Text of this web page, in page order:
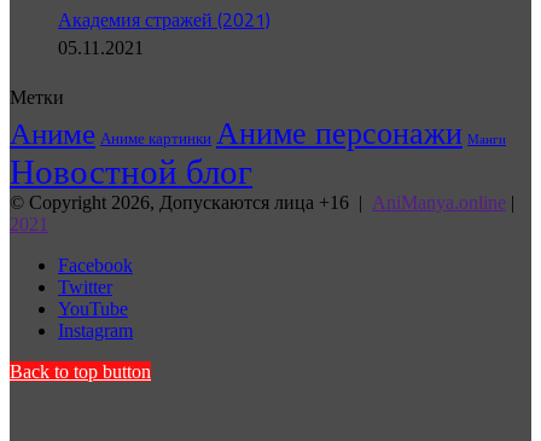
Академия стражей (2021)
05.11.2021
Метки
Аниме Аниме картинки Аниме персонажи Манги
Новостной блог
© Copyright 2026, Допускаются лица +16 | AniManya.online |
2021
Facebook
Twitter
YouTube
Instagram
Back to top button